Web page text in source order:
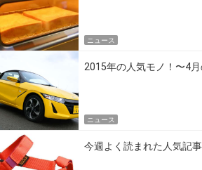
ニュース
2015年の人気モノ！〜4
ニュース
今週よく読まれた人気記